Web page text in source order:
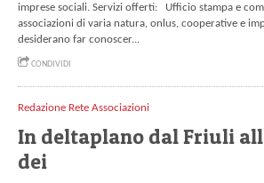
imprese sociali. Servizi offerti: Ufficio stampa e
associazioni di varia natura, onlus, cooperative e
desiderano far conoscer...
CONDIVIDI
Redazione Rete Associazioni
In deltaplano dal Friuli
dei